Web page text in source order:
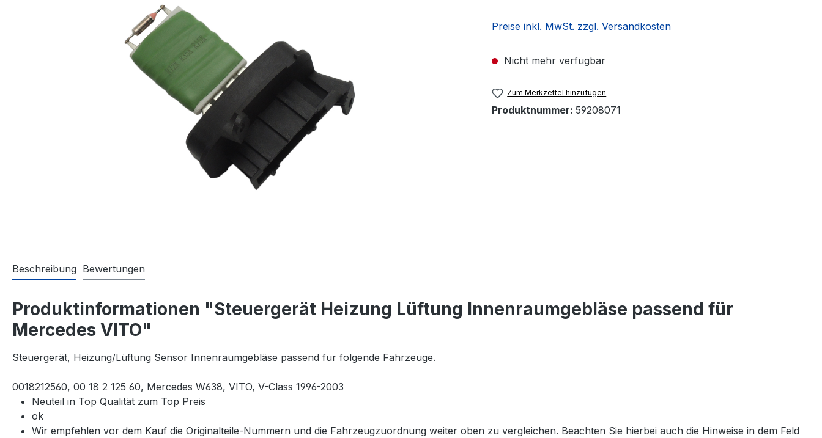
Preise inkl. MwSt. zzgl. Versandkosten
Nicht mehr verfügbar
Zum Merkzettel hinzufügen
Produktnummer: 59208071
Beschreibung Bewertungen
Produktinformationen "Steuergerät Heizung Lüftung Innenraumgebläse passend für
Mercedes VITO"
Steuergerät, Heizung/Lüftung Sensor Innenraumgebläse passend für folgende Fahrzeuge.
0018212560, 00 18 2 125 60, Mercedes W638, VITO, V-Class 1996-2003
Neuteil in Top Qualität zum Top Preis
ok
Wir empfehlen vor dem Kauf die Originalteile-Nummern und die Fahrzeugzuordnung weiter oben zu vergleichen. Beachten Sie hierbei auch die Hinweise in dem Feld